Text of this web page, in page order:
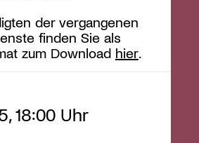
der vergangenen
finden Sie als
zum Download hier.
18:00 Uhr